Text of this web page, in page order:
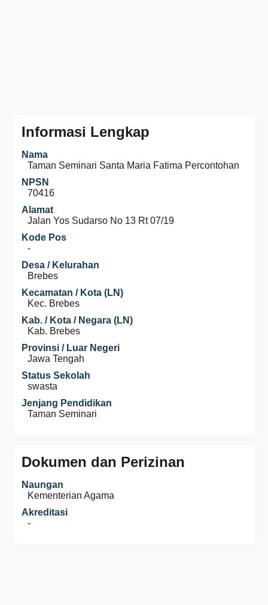
Informasi Lengkap
Nama
Taman Seminari Santa Maria Fatima Percontohan
NPSN
70416
Alamat
Jalan Yos Sudarso No 13 Rt 07/19
Kode Pos
-
Desa / Kelurahan
Brebes
Kecamatan / Kota (LN)
Kec. Brebes
Kab. / Kota / Negara (LN)
Kab. Brebes
Provinsi / Luar Negeri
Jawa Tengah
Status Sekolah
swasta
Jenjang Pendidikan
Taman Seminari
Dokumen dan Perizinan
Naungan
Kementerian Agama
Akreditasi
-